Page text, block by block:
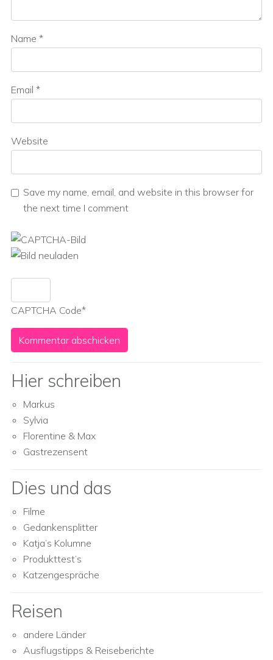
Name *
Email *
Website
Save my name, email, and website in this browser for
the next time I comment
CAPTCHA Code*
Hier schreiben
Markus
Sylvia
Florentine & Max
Gastrezensent
Dies und das
Filme
Gedankensplitter
Katja’s Kolumne
Produkttest’s
Katzengespräche
Reisen
andere Länder
Ausflugstipps & Reiseberichte